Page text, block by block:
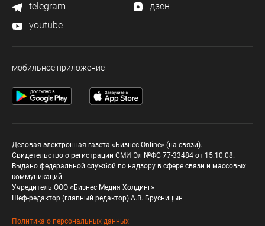
telegram
дзен
youtube
мобильное приложение
Деловая электронная газета «Бизнес Online» (на связи).
Свидетельство о регистрации СМИ Эл №ФС 77-33484 от 15.10.08.
Выдано федеральной службой по надзору в сфере связи и массовых
коммуникаций.
Учредитель ООО «Бизнес Медия Холдинг»
Шеф-редактор (главный редактор) А.В. Брусницын
Политика о персональных данных